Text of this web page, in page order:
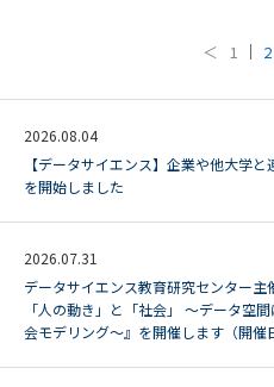
＜ 1 2
2026.08.04
【データサイエンス】企業や他大学
を開始しました
2026.07.31
データサイエンス教育研究センター
「人の動き」と「社会」 ～データ空
会モデリング～』を開催します（開催